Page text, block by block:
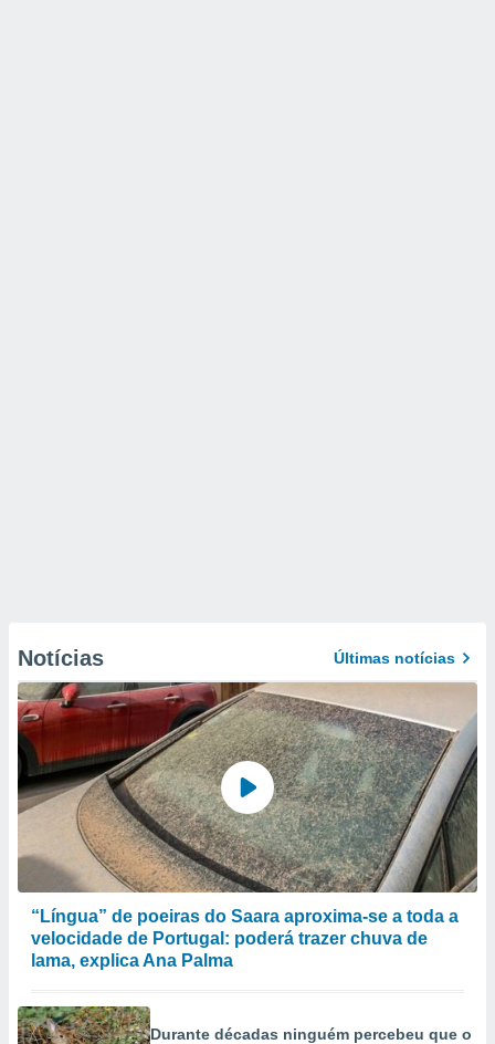
Notícias Últimas notícias
“Língua” de poeiras do Saara aproxima-se a toda a
velocidade de Portugal: poderá trazer chuva de
lama, explica Ana Palma
Durante décadas ninguém percebeu que o